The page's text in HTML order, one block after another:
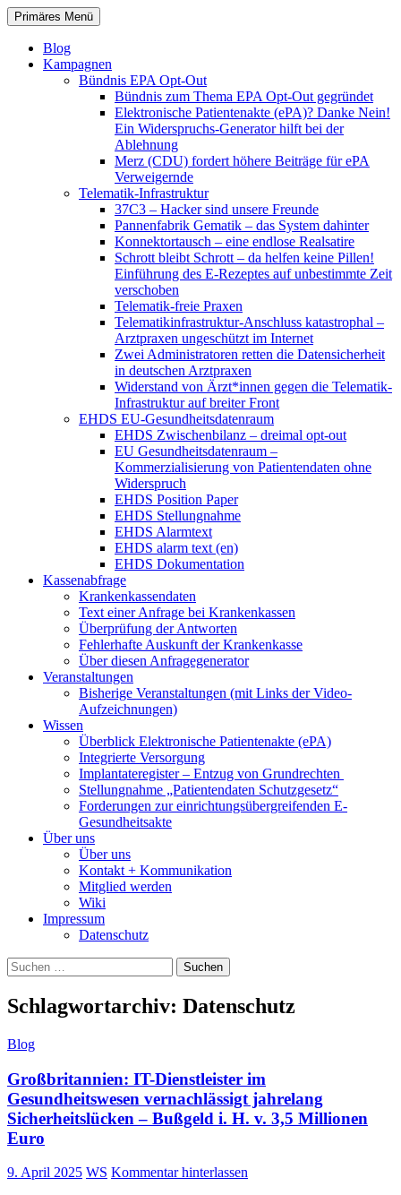
Zum
Inhalt
springen
patientenrechte-datenschutz.de
Suchen
Primäres Menü
Blog
Kampagnen
Bündnis EPA Opt-Out
Bündnis zum Thema EPA Opt-Out gegründet
Elektronische Patientenakte (ePA)? Danke Nein!
Ein Widerspruchs-Generator hilft bei der
Ablehnung
Merz (CDU) fordert höhere Beiträge für ePA
Verweigernde
Telematik-Infrastruktur
37C3 – Hacker sind unsere Freunde
Pannenfabrik Gematik – das System dahinter
Konnektortausch – eine endlose Realsatire
Schrott bleibt Schrott – da helfen keine Pillen!
Einführung des E-Rezeptes auf unbestimmte Zeit
verschoben
Telematik-freie Praxen
Telematikinfrastruktur-Anschluss katastrophal –
Arztpraxen ungeschützt im Internet
Zwei Administratoren retten die Datensicherheit
in deutschen Arztpraxen
Widerstand von Ärzt*innen gegen die Telematik-
Infrastruktur auf breiter Front
EHDS EU-Gesundheitsdatenraum
EHDS Zwischenbilanz – dreimal opt-out
EU Gesundheitsdatenraum –
Kommerzialisierung von Patientendaten ohne
Widerspruch
EHDS Position Paper
EHDS Stellungnahme
EHDS Alarmtext
EHDS alarm text (en)
EHDS Dokumentation
Kassenabfrage
Krankenkassendaten
Text einer Anfrage bei Krankenkassen
Überprüfung der Antworten
Fehlerhafte Auskunft der Krankenkasse
Über diesen Anfragegenerator
Veranstaltungen
Bisherige Veranstaltungen (mit Links der Video-
Aufzeichnungen)
Wissen
Überblick Elektronische Patientenakte (ePA)
Integrierte Versorgung
Implantateregister – Entzug von Grundrechten
Stellungnahme „Patientendaten Schutzgesetz“
Forderungen zur einrichtungsübergreifenden E-
Gesundheitsakte
Über uns
Über uns
Kontakt + Kommunikation
Mitglied werden
Wiki
Impressum
Datenschutz
Suchen
nach:
Schlagwortarchiv: Datenschutz
Blog
Großbritannien: IT-Dienstleister im
Gesundheitswesen vernachlässigt jahrelang
Sicherheitslücken – Bußgeld i. H. v. 3,5 Millionen
Euro
9. April 2025 WS Kommentar hinterlassen